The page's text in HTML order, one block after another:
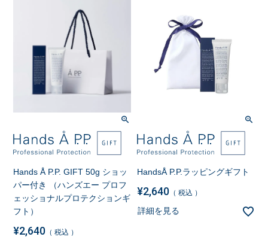
Hands Å P.P. GIFT 50g ショッ
パー付き （ハンズエー プロフ
ェッショナルプロテクションギ
フト）
¥2,640 税込
HandsÅ P.P.ラッピングギフト
¥2,640 税込
詳細を見る